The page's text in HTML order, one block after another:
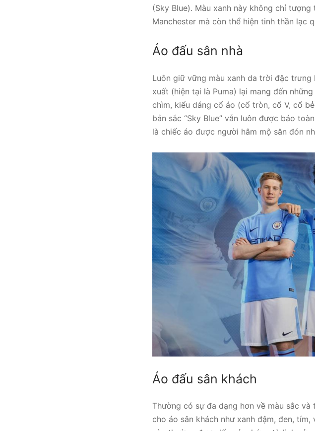
(Sky Blue). Màu xanh này không chỉ
Manchester mà còn thể hiện tinh thần lạc
Áo đấu sân nhà
Luôn giữ vững màu xanh da trời đặc trưng
xuất (hiện tại là Puma) lại mang đến
chìm, kiểu dáng cổ áo (cổ tròn, cổ V, cổ
bản sắc “Sky Blue” vẫn luôn được bảo
là chiếc áo được người hâm mộ săn đón
Áo đấu sân khách
Thường có sự đa dạng hơn về màu sắc
cho áo sân khách như xanh đậm, đen,